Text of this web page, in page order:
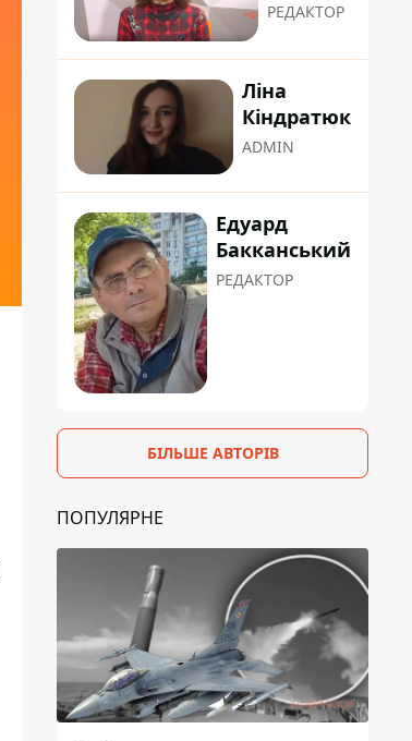
РЕДАКТОР
Ліна
Кіндратюк
ADMIN
Едуард
Бакканський
РЕДАКТОР
БІЛЬШЕ АВТОРІВ
ПОПУЛЯРНЕ